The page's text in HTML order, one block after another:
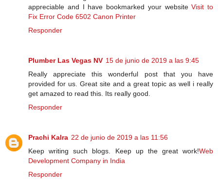
appreciable and I have bookmarked your websiteVisit to
Fix Error Code 6502 Canon Printer
Responder
Plumber Las Vegas NV 15 de junio de 2019 a las 9:45
Really appreciate this wonderful post that you have
provided for us. Great site and a great topic as well i really
get amazed to read this. Its really good.
Responder
Prachi Kalra 22 de junio de 2019 a las 11:56
Keep writing such blogs. Keep up the great work!Web
Development Company in India
Responder